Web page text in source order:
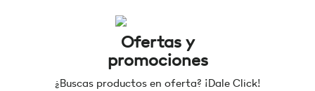
Ofertas y
promociones
¿Buscas productos en oferta? ¡Dale Click!